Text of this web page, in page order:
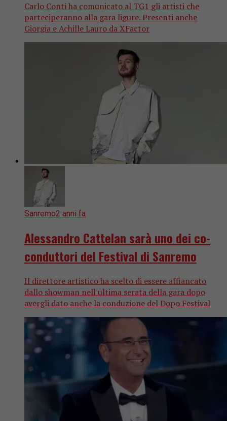
Carlo Conti ha comunicato al TG1 gli artisti che
parteciperanno alla gara ligure. Presenti anche
Giorgia e Achille Lauro da XFactor
Sanremo2 anni fa
Alessandro Cattelan sarà uno dei co-
conduttori del Festival di Sanremo
Il direttore artistico ha scelto di essere affiancato
dallo showman nell'ultima serata della gara dopo
avergli dato anche la conduzione del Dopo Festival